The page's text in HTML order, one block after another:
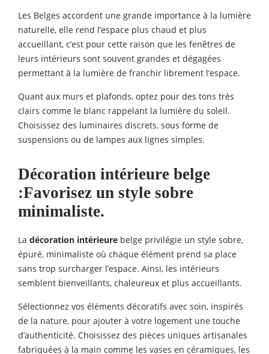
Les Belges accordent une grande importance à la lumière
naturelle, elle rend l’espace plus chaud et plus
accueillant, c’est pour cette raison que les fenêtres de
leurs intérieurs sont souvent grandes et dégagées
permettant à la lumière de franchir librement l’espace.
Quant aux murs et plafonds, optez pour des tons très
clairs comme le blanc rappelant la lumière du soleil.
Choisissez des luminaires discrets, sous forme de
suspensions ou de lampes aux lignes simples.
Décoration intérieure belge
:Favorisez un style sobre
minimaliste.
La décoration intérieure belge privilégie un style sobre,
épuré, minimaliste où chaque élément prend sa place
sans trop surcharger l’espace. Ainsi, les intérieurs
semblent bienveillants, chaleureux et plus accueillants.
Sélectionnez vos éléments décoratifs avec soin, inspirés
de la nature, pour ajouter à votre logement une touche
d’authenticité. Choisissez des pièces uniques artisanales
fabriquées à la main comme les vases en céramiques, les